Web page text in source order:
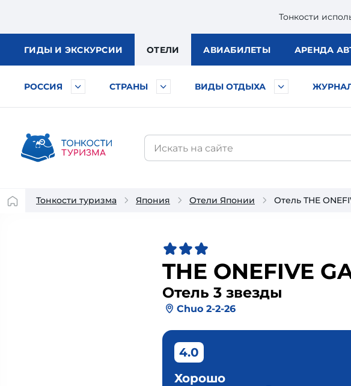
Тонкости
ГИДЫ И ЭКСКУРСИИ ОТЕЛИ АВИАБИЛЕТЫ АРЕНДА
РОССИЯ СТРАНЫ ВИДЫ ОТДЫХА
Тонкости туризма Япония Отели Японии Отель THE
THE ONEFIVE
Отель 3 звезды
Chuo 2-2-26
4.0
Хорошо